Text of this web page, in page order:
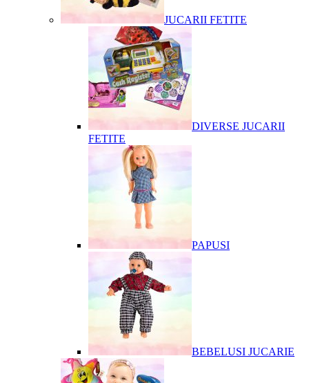
JUCARII FETITE
DIVERSE JUCARII
FETITE
PAPUSI
BEBELUSI JUCARIE